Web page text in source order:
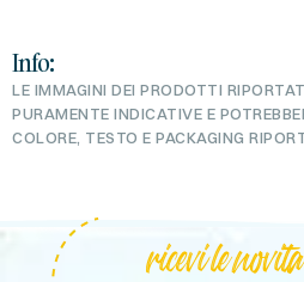
Info:
LE IMMAGINI DEI PRODOTTI
PURAMENTE INDICATIVE E
COLORE, TESTO E PACKAGING
ricevi le